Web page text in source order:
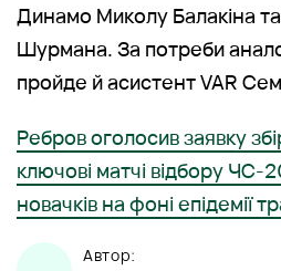
Динамо Миколу Балакіна
Шурмана. За потреби
пройде й асистент VAR
Ребров оголосив заявку
ключові матчі відбору ЧС-
новачків на фоні епідемії
Автор: